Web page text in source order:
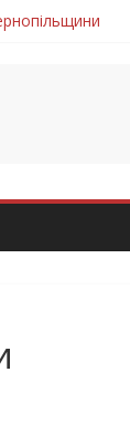
дому
захисник